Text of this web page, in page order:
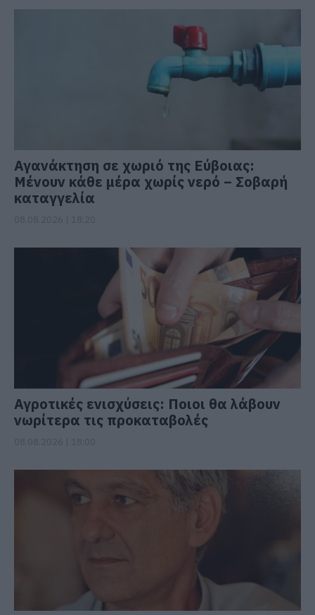
Αγανάκτηση σε χωριό της Εύβοιας:
Μένουν κάθε μέρα χωρίς νερό – Σοβαρή
καταγγελία
Αγροτικές ενισχύσεις: Ποιοι θα λάβουν
νωρίτερα τις προκαταβολές